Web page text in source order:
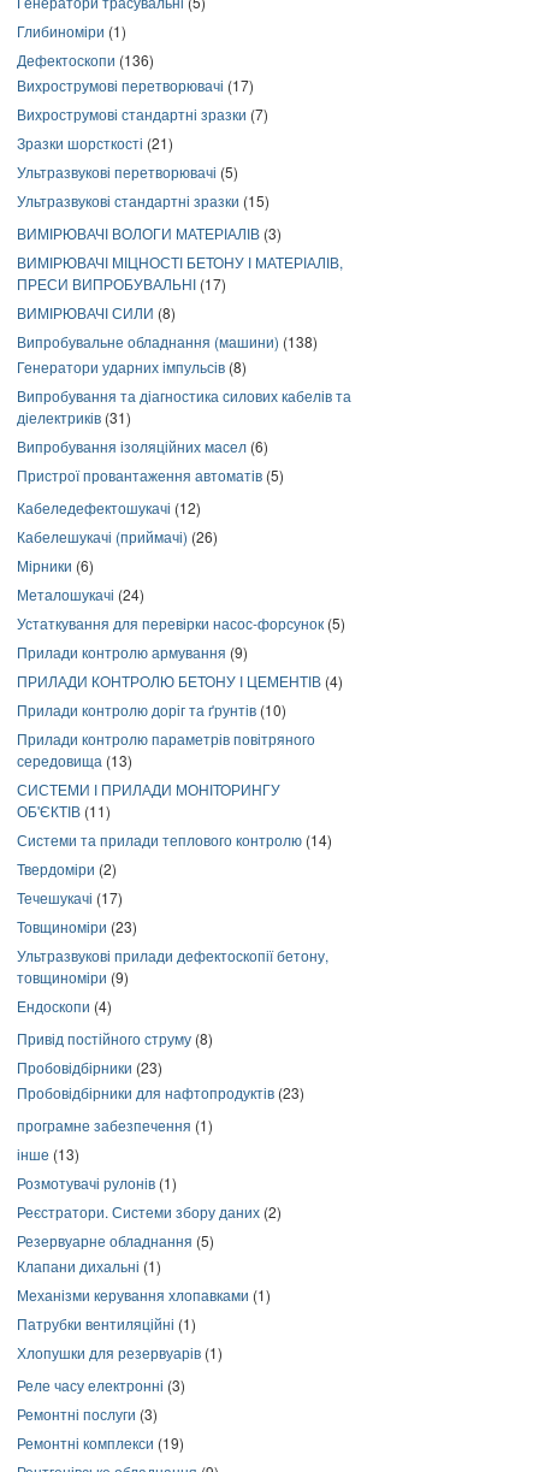
Глибиноміри (1)
Дефектоскопи (136)
Вихрострумові перетворювачі (17)
Вихрострумові стандартні зразки (7)
Зразки шорсткості (21)
Ультразвукові перетворювачі (5)
Ультразвукові стандартні зразки (15)
ВИМІРЮВАЧІ ВОЛОГИ МАТЕРІАЛІВ (3)
ВИМІРЮВАЧІ МІЦНОСТІ БЕТОНУ І МАТЕРІАЛІВ,
ПРЕСИ ВИПРОБУВАЛЬНІ (17)
ВИМІРЮВАЧІ СИЛИ (8)
Випробувальне обладнання (машини) (138)
Генератори ударних імпульсів (8)
Випробування та діагностика силових кабелів та
діелектриків (31)
Випробування ізоляційних масел (6)
Пристрої провантаження автоматів (5)
Кабеледефектошукачі (12)
Кабелешукачі (приймачі) (26)
Мірники (6)
Металошукачі (24)
Устаткування для перевірки насос-форсунок (5)
Прилади контролю армування (9)
ПРИЛАДИ КОНТРОЛЮ БЕТОНУ І ЦЕМЕНТІВ (4)
Прилади контролю доріг та ґрунтів (10)
Прилади контролю параметрів повітряного
середовища (13)
СИСТЕМИ І ПРИЛАДИ МОНІТОРИНГУ
ОБ'ЄКТІВ (11)
Системи та прилади теплового контролю (14)
Твердоміри (2)
Течешукачі (17)
Товщиноміри (23)
Ультразвукові прилади дефектоскопії бетону,
товщиноміри (9)
Ендоскопи (4)
Привід постійного струму (8)
Пробовідбірники (23)
Пробовідбірники для нафтопродуктів (23)
програмне забезпечення (1)
інше (13)
Розмотувачі рулонів (1)
Реєстратори. Системи збору даних (2)
Резервуарне обладнання (5)
Клапани дихальні (1)
Механізми керування хлопавками (1)
Патрубки вентиляційні (1)
Хлопушки для резервуарів (1)
Реле часу електронні (3)
Ремонтні послуги (3)
Ремонтні комплекси (19)